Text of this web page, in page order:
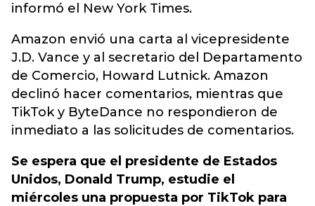
informó el New York Times.
Amazon envió una carta al vicepresidente
J.D. Vance y al secretario del Departamento
de Comercio, Howard Lutnick. Amazon
declinó hacer comentarios, mientras que
TikTok y ByteDance no respondieron de
inmediato a las solicitudes de comentarios.
Se espera que el presidente de Estados
Unidos, Donald Trump, estudie el
miércoles una propuesta por TikTok para